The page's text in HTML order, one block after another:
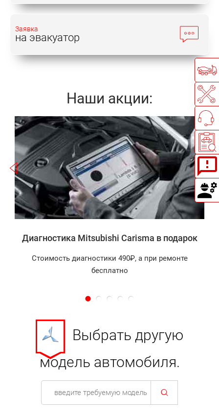
Заявка
на эвакуатор
Наши акции:
Записаться
Диагностика Mitsubishi Carisma в подарок
Стоимость диагностики 490₽, а при ремонте
бесплатно
Выбрать другую
модель автомобиля.